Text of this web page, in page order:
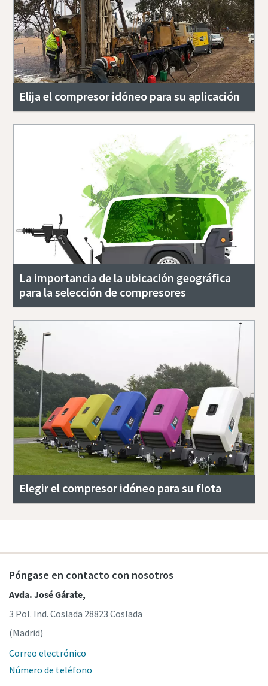
Elija el compresor idóneo para su aplicación
La importancia de la ubicación geográfica
para la selección de compresores
Elegir el compresor idóneo para su flota
Póngase en contacto con nosotros
Avda. José Gárate,
3 Pol. Ind. Coslada 28823 Coslada
(Madrid)
Correo electrónico
Número de teléfono